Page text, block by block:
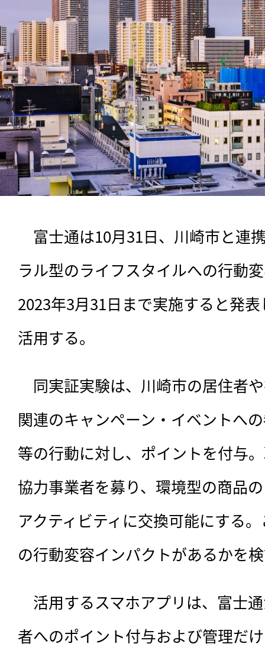
富士通は10月31日、川崎市と連
ラル型のライフスタイルへの行動
2023年3月31日まで実施すると発
活用する。
同実証実験は、 川崎市の居住者
関連のキャンペーン・イベントへ
等の行動に対し、ポイントを付与
協力事業者を募り、環境型の商品
アクティビティに交換可能にする
の行動変容インパクトがあるかを
活用するスマホアプリは、富士
者へのポイント付与および管理だ